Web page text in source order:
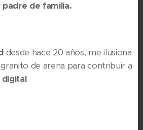
padre de familia.
desde hace 20 años, me ilusiona
de arena para contribuir a
digital.